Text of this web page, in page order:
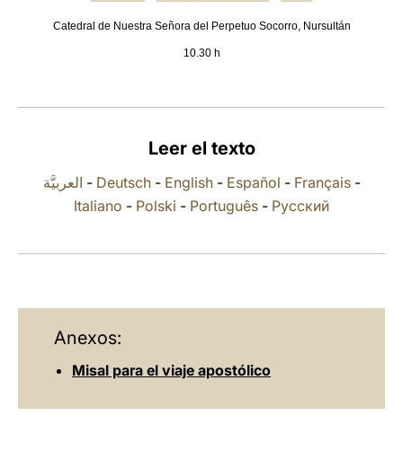
Catedral de Nuestra Señora del Perpetuo Socorro, Nursultán
10.30 h
Leer el texto
العربيَّة - Deutsch- English- Español - Français-
Italiano - Polski - Português - Русский
Anexos:
Misal para el viaje apostólico